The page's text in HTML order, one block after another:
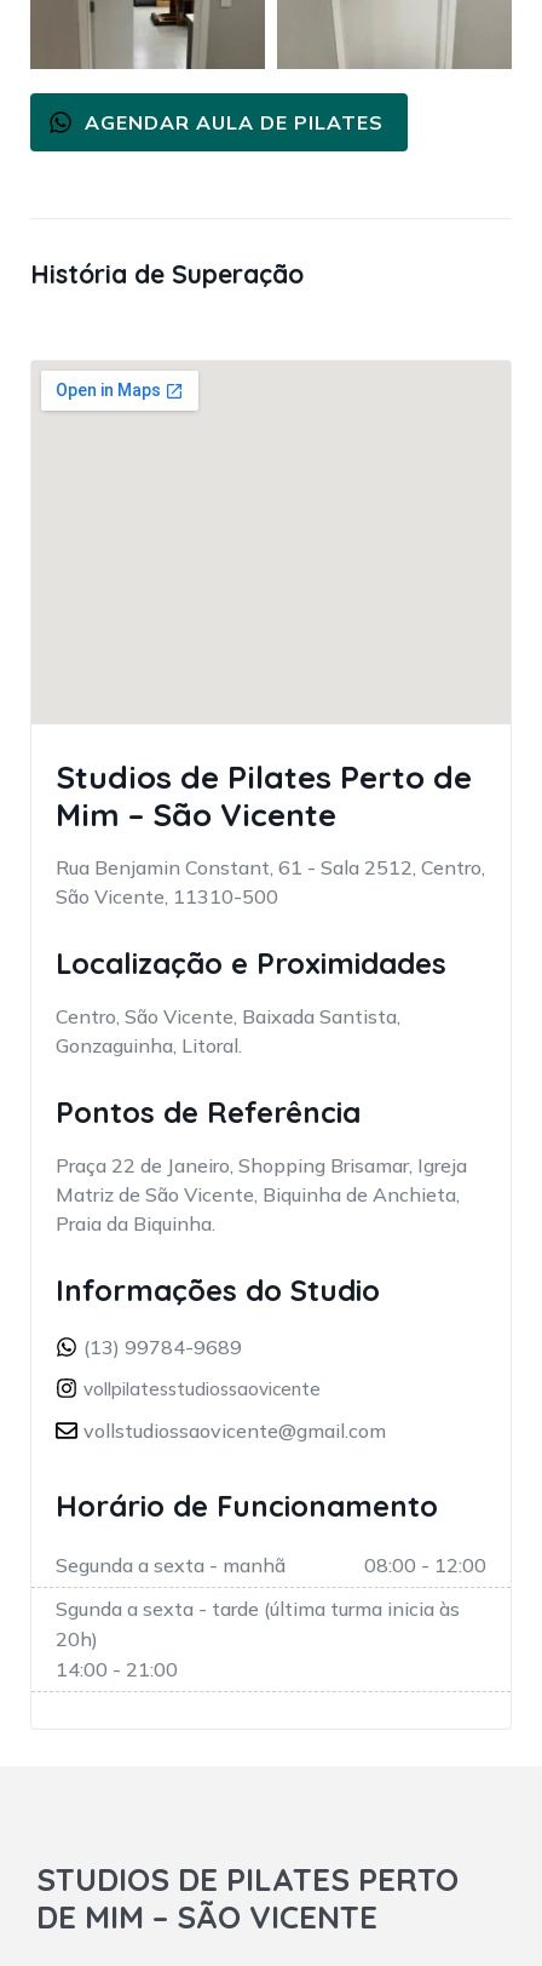
AGENDAR AULA DE PILATES
História de Superação
Studios de Pilates Perto de
Mim – São Vicente
Rua Benjamin Constant, 61 - Sala 2512, Centro,
São Vicente, 11310-500
Localização e Proximidades
Centro, São Vicente, Baixada Santista,
Gonzaguinha, Litoral.
Pontos de Referência
Praça 22 de Janeiro, Shopping Brisamar, Igreja
Matriz de São Vicente, Biquinha de Anchieta,
Praia da Biquinha.
Informações do Studio
(13) 99784-9689
vollpilatesstudiossaovicente
vollstudiossaovicente@gmail.com
Horário de Funcionamento
Segunda a sexta - manhã
08:00 - 12:00
Sgunda a sexta - tarde (última turma inicia às
20h)
14:00 - 21:00
STUDIOS DE PILATES PERTO
DE MIM – SÃO VICENTE